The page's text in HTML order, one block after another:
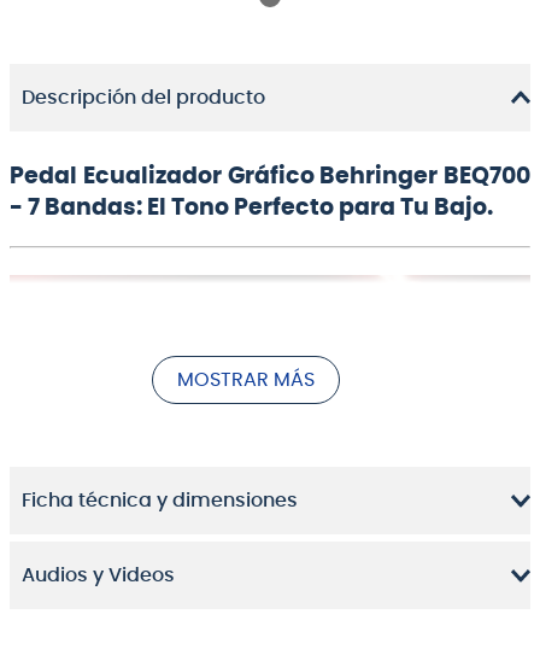
Descripción del producto
Pedal Ecualizador Gráfico Behringer BEQ700
- 7 Bandas: El Tono Perfecto para Tu Bajo.
productores musicales
en Chile que
MOSTRAR MÁS
Ficha técnica y dimensiones
Audios y Videos